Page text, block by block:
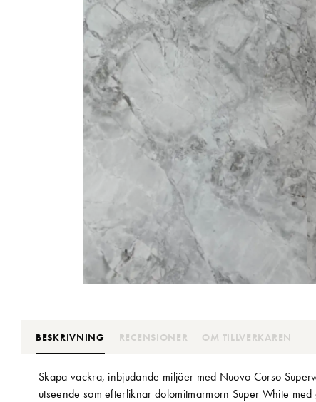
BESKRIVNING RECENSIONER OM TILLVERKAREN
Skapa vackra, inbjudande miljöer med Nuovo Corso
utseende som efterliknar dolomitmarmorn Super White